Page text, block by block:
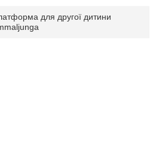
для другої дитини